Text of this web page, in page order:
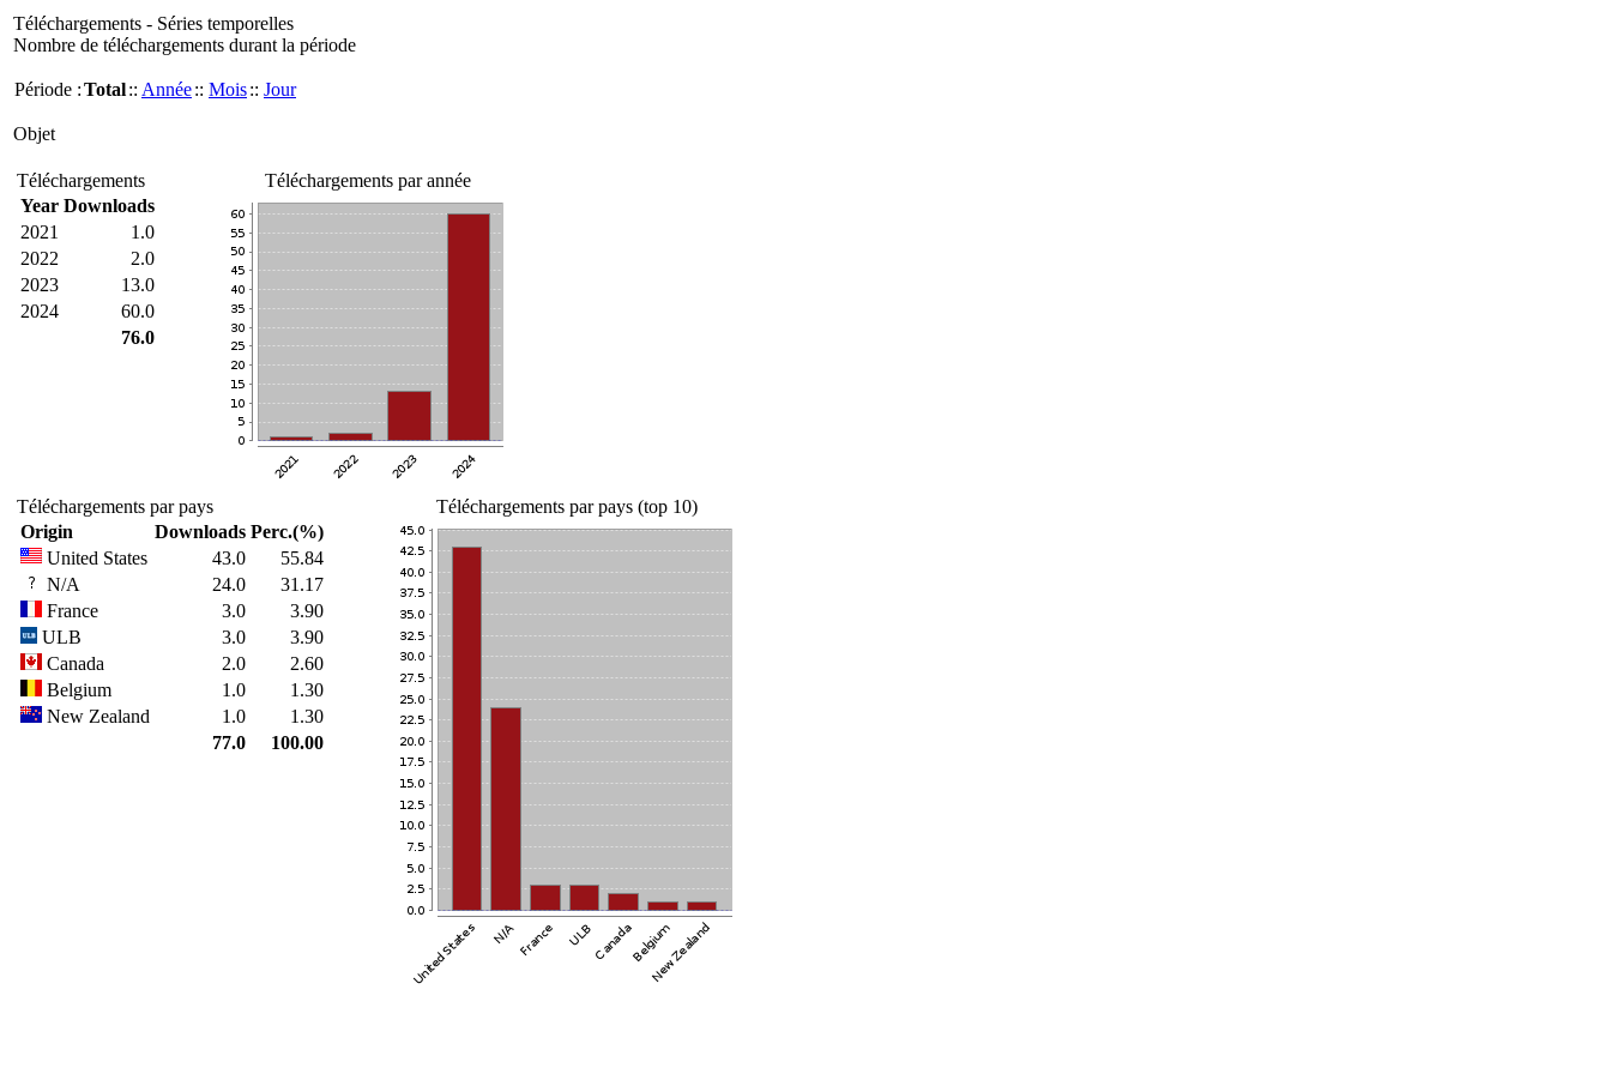
Téléchargements - Séries temporelles
Nombre de téléchargements durant la période
Période :Total:: Année:: Mois:: Jour
Objet
Téléchargements
Year Downloads
2021
1.0
2022
2.0
2023
13.0
2024
60.0
76.0
Téléchargements par année
Téléchargements par pays
Origin
Downloads Perc.(%)
United States
43.0
55.84
N/A
24.0
31.17
France
3.0
3.90
ULB
3.0
3.90
Canada
2.0
2.60
Belgium
1.0
1.30
New Zealand
1.0
1.30
77.0
100.00
Téléchargements par pays (top 10)